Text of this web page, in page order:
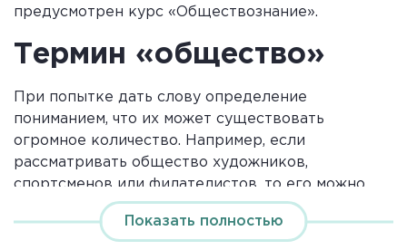
предусмотрен курс «Обществознание».
Термин «общество»
При попытке дать слову определение
пониманием, что их может существовать
огромное количество. Например, если
рассматривать общество художников,
спортсменов или филателистов, то его можно
рассматривать как людей, которые
объединились для совместного выполнения
Показать полностью